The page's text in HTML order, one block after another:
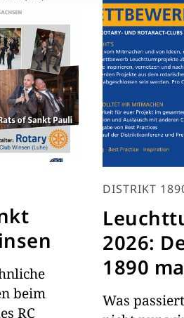
beim
RC
DISTRIKT
2026:
1890
Was